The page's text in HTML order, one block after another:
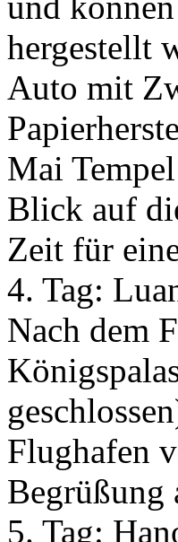
hergestellt
Auto mit
Mai
Blick auf
Zeit für
4. Tag:
Nach dem
Flughafen
Begrüßung
5. Tag: